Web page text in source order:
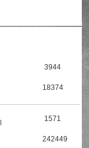
3944
18374
1571
242449